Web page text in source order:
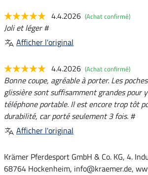
4.4.2026 (Achat confirmé)
Joli et léger #
Afficher l'original
4.4.2026 (Achat confirmé)
Bonne coupe, agréable à porter. Les
glissière sont suffisamment grandes pour
téléphone portable. Il est encore trop tôt
durabilité, car porté seulement 3 fois. #
Afficher l'original
Krämer Pferdesport GmbH & Co. KG, 4.
68764 Hockenheim, info@kraemer.de,